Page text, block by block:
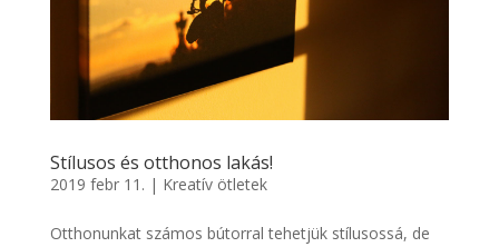
Stílusos és otthonos lakás!
2019 febr 11. | Kreatív ötletek
Otthonunkat számos bútorral tehetjük stílusossá, de